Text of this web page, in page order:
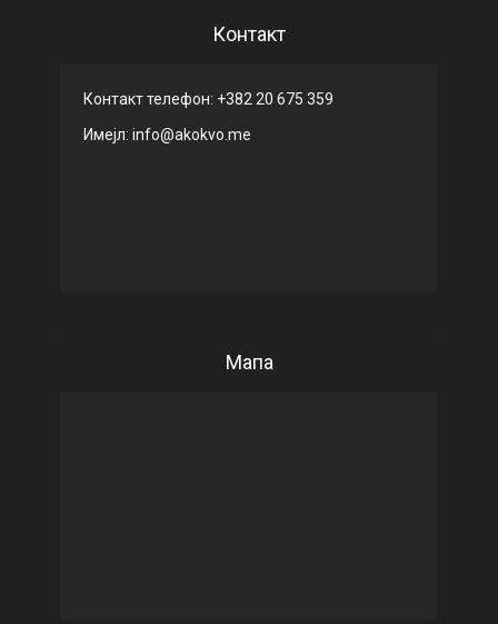
Контакт
Контакт телефон: +382 20 675 359
Имeјл: info@akokvo.me
Мапа